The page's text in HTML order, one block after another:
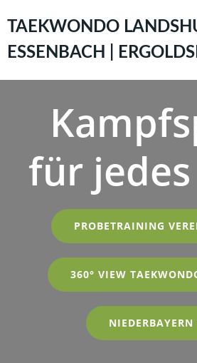
Inhalt
TAEKWONDO
ESSENBACH |
für
PROBETRAINING
360° VIEW
NIEDERBAYERN